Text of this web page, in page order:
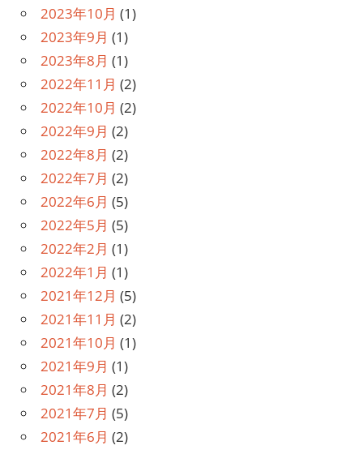
2023年10月 (1)
2023年9月 (1)
2023年8月 (1)
2022年11月 (2)
2022年10月 (2)
2022年9月 (2)
2022年8月 (2)
2022年7月 (2)
2022年6月 (5)
2022年5月 (5)
2022年2月 (1)
2022年1月 (1)
2021年12月 (5)
2021年11月 (2)
2021年10月 (1)
2021年9月 (1)
2021年8月 (2)
2021年7月 (5)
2021年6月 (2)